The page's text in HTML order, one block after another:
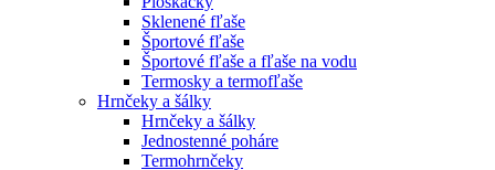
Sklenené fľaše
Športové fľaše
Športové fľaše a fľaše na vodu
Termosky a termofľaše
Hrnčeky a šálky
Hrnčeky a šálky
Jednostenné poháre
Termohrnčeky